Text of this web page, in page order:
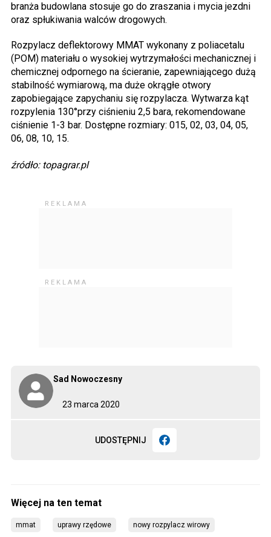
23 marca 2020
Sad Nowoczesny
UDOSTĘPNIJ
branża budowlana stosuje go do zraszania i mycia jezdni
oraz spłukiwania walców drogowych.
Rozpylacz deflektorowy MMAT wykonany z poliacetalu
(POM) materiału o wysokiej wytrzymałości mechanicznej i
chemicznej odpornego na ścieranie, zapewniającego dużą
stabilność wymiarową, ma duże okrągłe otwory
zapobiegające zapychaniu się rozpylacza. Wytwarza kąt
rozpylenia 130°przy ciśnieniu 2,5 bara, rekomendowane
ciśnienie 1-3 bar. Dostępne rozmiary: 015, 02, 03, 04, 05,
06, 08, 10, 15.
źródło: topagrar.pl
mmat uprawy rzędowe nowy rozpylacz wirowy